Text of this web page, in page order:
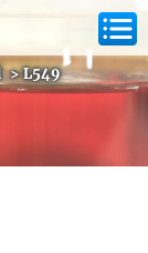
>L549